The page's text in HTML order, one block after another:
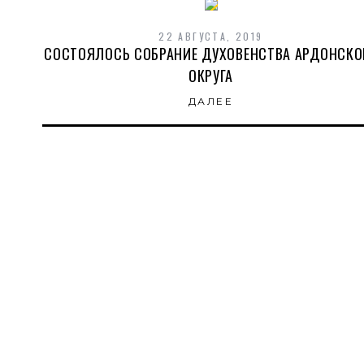
22 АВГУСТА, 2019
СОСТОЯЛОСЬ СОБРАНИЕ ДУХОВЕНСТВА
ОКРУГА
ДАЛЕЕ